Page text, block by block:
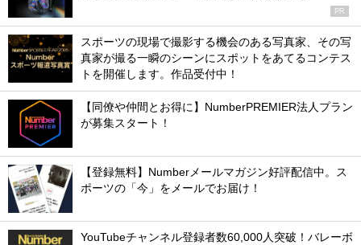
PR
スポーツの現場で撮影する機会のある写真家、その写
真家が撮る一瞬のシーンにスポットをあてるコンテス
トを開催します。作品受付中！
【同僚や仲間とお得に】NumberPREMIER法人プラン
が募集スタート！
【登録無料】Numberメールマガジン好評配信中。ス
ポーツの「今」をメールでお届け！
YouTubeチャンネル登録者数60,000人突破！バレーボ